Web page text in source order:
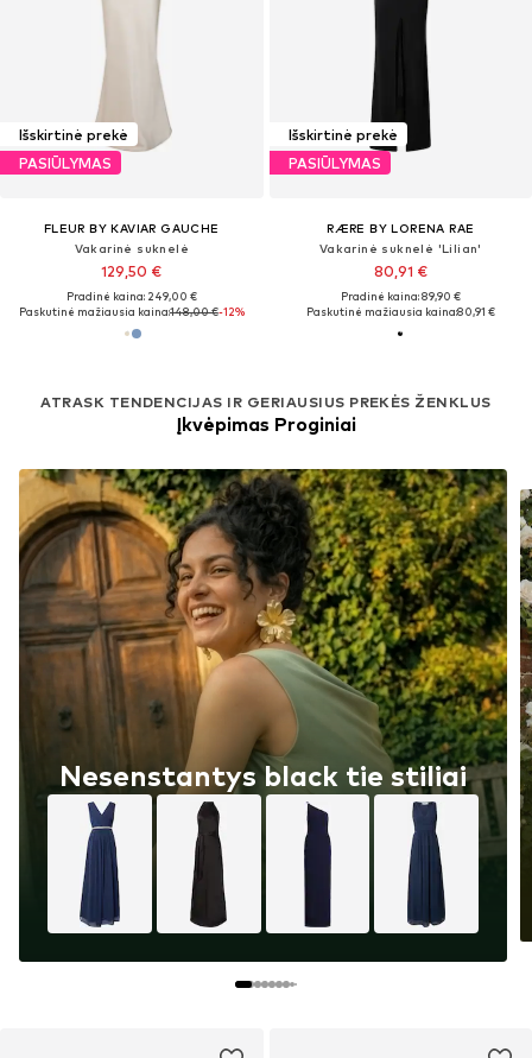
Išskirtinė prekė
PASIŪLYMAS
FLEUR BY KAVIAR GAUCHE
Vakarinė suknelė
129,50 €
Pradinė kaina: 249,00 €
Paskutinė mažiausia kaina:148,00 €-12%
Išskirtinė prekė
PASIŪLYMAS
RÆRE BY LORENA RAE
Vakarinė suknelė 'Lilian'
80,91 €
Pradinė kaina: 89,90 €
Paskutinė mažiausia kaina:80,91 €
ATRASK TENDENCIJAS IR GERIAUSIUS PREKĖS ŽENKLUS
Įkvėpimas Proginiai
Nesenstantys black tie stiliai